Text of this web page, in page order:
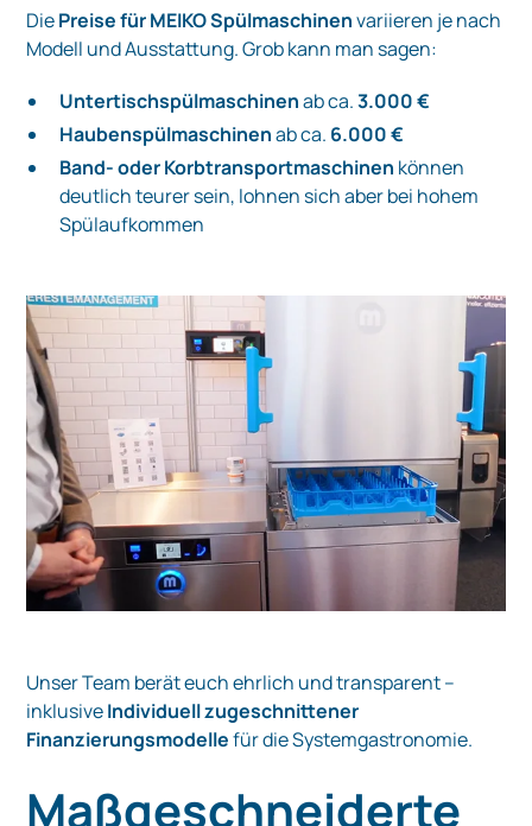
DiePreise für MEIKO Spülmaschinenvariieren je nach
Modell und Ausstattung. Grob kann man sagen:
Untertischspülmaschinenab ca.3.000 €
Haubenspülmaschinenab ca. 6.000 €
Band- oder Korbtransportmaschinen können
deutlich teurer sein, lohnen sich aber bei hohem
Spülaufkommen
Unser Team berät euch ehrlich und transparent –
inklusiveIndividuell zugeschnittener
Finanzierungsmodellefür die Systemgastronomie.
Maßgeschneiderte